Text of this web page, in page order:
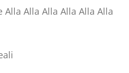
Alla Alla Alla Alla Alla Alla